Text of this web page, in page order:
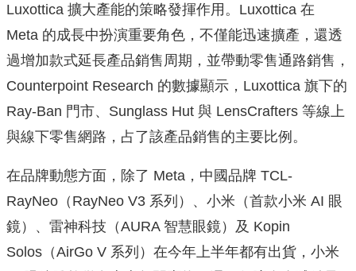
Luxottica 擴大產能的策略發揮作用。Luxottica 在
Meta 的成長中扮演重要角色，不僅能迅速擴產，還透
過增加款式延長產品銷售周期，並帶動零售通路銷售，
Counterpoint Research 的數據顯示，Luxottica 旗下的
Ray-Ban 門市、Sunglass Hut 與 LensCrafters 等線上
與線下零售網路，占了該產品銷售的主要比例。
在品牌動態方面，除了 Meta，中國品牌 TCL-
RayNeo（RayNeo V3 系列）、小米（首款小米 AI 眼
鏡）、雷神科技（AURA 智慧眼鏡）及 Kopin
Solos（AirGo V 系列）在今年上半年都有出貨，小米